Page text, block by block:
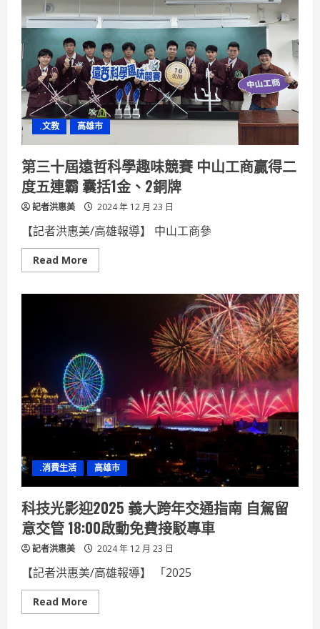
造
影
片
流
傳
林
岱
樺：
防
抖
音
滲
透、
詐
騙
應
修
法
落
地
監
.文教 高雄市
第三十屆遠哲科學趣味競賽 中山工商贏得二
度五連霸 囊括1金、2銅牌
記者洪惠美 2024 年 12 月 23 日
【記者洪惠美/高雄報導】 中山工商參
Read More
more
科
學
趣
味
競
賽
中
山
工
得
二
度
五
連
霸
囊
括
金、
銅
牌
.消費生活 高雄市
科技光影迎2025 義大跨年交通指南 自駕留
意交管 18:00啟動免費接駁專車
記者洪惠美 2024 年 12 月 23 日
【記者洪惠美/高雄報導】 「2025
Read More
more